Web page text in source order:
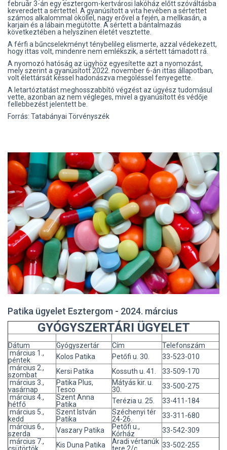
február 3-án egy esztergom-kertvárosi lakóház előtt szóváltásba
keveredett a sértettel. A gyanúsított a vita hevében a sértettet
számos alkalommal ököllel, nagy erővel a fején, a mellkasán, a
karjain és a lábain megütötte. A sértett a bántalmazás
következtében a helyszínen életét vesztette.
A férfi a bűncselekményt ténybelileg elismerte, azzal védekezett,
hogy ittas volt, mindenre nem emlékszik, a sértett támadott rá.
A nyomozó hatóság az ügyhöz egyesítette azt a nyomozást,
mely szerint a gyanúsított 2022. november 6-án ittas állapotban,
volt élettársát késsel hadonászva megöléssel fenyegette.
A letartóztatást meghosszabbító végzést az ügyész tudomásul
vette, azonban az nem végleges, mivel a gyanúsított és védője
fellebbezést jelentett be.
Forrás: Tatabányai Törvényszék
Patika ügyelet Esztergom - 2024. március
GYÓGYSZERTÁRI ÜGYELET
Dátum Gyógyszertár Cím
Telefonszám
március 1.,
péntek
Kolos Patika Petőfi u. 30.
33-523-010
március 2.,
szombat
Kersi Patika Kossuth u. 41.
33-509-170
március 3.,
vasárnap
Patika Plus,
Tesco
Mátyás kir. u.
30.
33-500-275
március 4.,
hétfő
Szent Anna
Patika
Terézia u. 25.
33-411-184
március 5.,
kedd
Szent István
Patika
Széchenyi tér
24-26.
33-311-680
március 6.,
szerda
Vaszary Patika
Petőfi u.,
Kórház
33-542-309
március 7.,
Kis Duna Patika
Aradi vértanúk 33-502-255